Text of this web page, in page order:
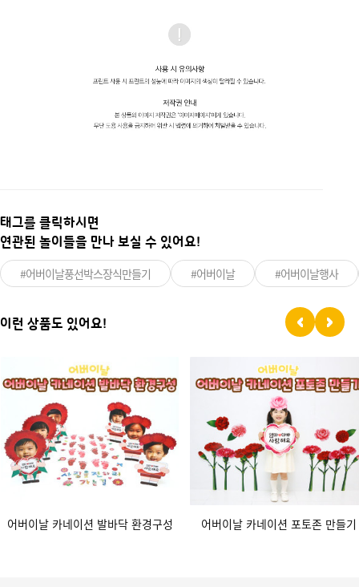
태그를 클릭하시면
연관된 놀이들을 만나 보실 수 있어요!
#어버이날풍선박스장식만들기 #어버이날 #어버이날행사
이런 상품도 있어요!
어버이날 카네이션 발바닥 환경구성 어버이날 카네이션 포토존 만들기